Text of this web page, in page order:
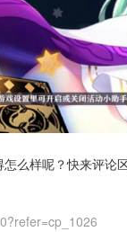
么样呢？快来评论